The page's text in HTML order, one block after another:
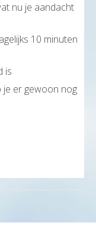
nu je aandacht
10 minuten
is
je er gewoon nog